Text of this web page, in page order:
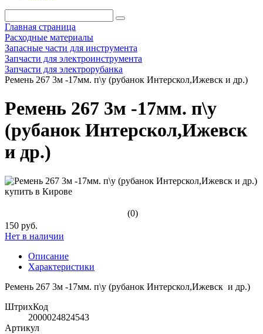
Главная страница
Расходные материалы
Запасные части для инструмента
Запчасти для электроинструмента
Запчасти для электрорубанка
Ремень 267 3м -17мм. п\у (рубанок Интерскол,Ижевск и др.)
Ремень 267 3м -17мм. п\у
(рубанок Интерскол,Ижевск
и др.)
(0)
150 руб.
Нет в наличии
Описание
Характеристики
Ремень 267 3м -17мм. п\у (рубанок Интерскол,Ижевск и др.)
ШтрихКод
2000024824543
Артикул